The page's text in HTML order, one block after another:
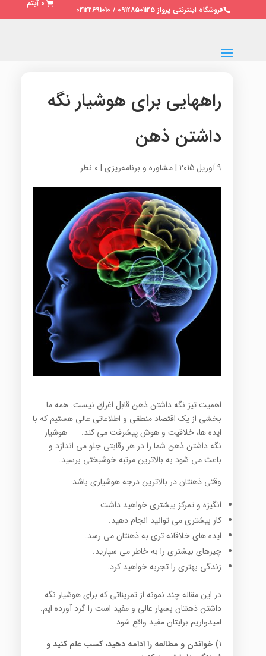
فروشگاه اینترنتی پرواز 09128501125 / 02122691010
0 آیتم
راههایی برای هوشیار نگه
داشتن ذهن
9 آوریل 2015 |مشاوره و برنامه‌ریزی| 0 نظر
اهمیت تیز نگه داشتن ذهن قابل اغراق نیست. همه ما
بخشی از یک اقتصاد منطقی و اطلاعاتی عالی هستیم که با
ایده ها، خلاقیت و هوش پیشرفت می کند. هوشیار
نگه داشتن ذهن شما را در هر رقابتی جلو می اندازد و
باعث می شود به بالاترین مرتبه خوشبختی برسید.
وقتی ذهنتان در بالاترین درجه هوشیاری باشد:
انگیزه و تمرکز بیشتری خواهید داشت.
کار بیشتری می توانید انجام دهید.
ایده های خلاقانه تری به ذهنتان می رسد.
چیزهای بیشتری را به خاطر می سپارید.
زندگی بهتری را تجربه خواهید کرد.
در این مقاله چند نمونه از تمریناتی که برای هوشیار نگه
داشتن ذهنتان بسیار عالی و مفید است را گرد آورده ایم.
امیدواریم برایتان مفید واقع شود.
۱) خواندن و مطالعه را ادامه دهید، کسب علم کنید و